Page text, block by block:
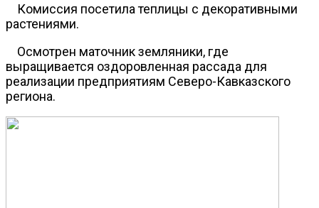
Комиссия посетила теплицы с декоративными
растениями.
Осмотрен маточник земляники, где
выращивается оздоровленная рассада для
реализации предприятиям Северо-Кавказского
региона.